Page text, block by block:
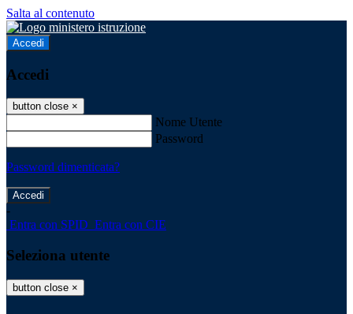
Salta al contenuto
Accedi
Accedi
button close ×
Nome Utente
Password
Password dimenticata?
-
Entra con SPID Entra con CIE
Seleziona utente
button close ×